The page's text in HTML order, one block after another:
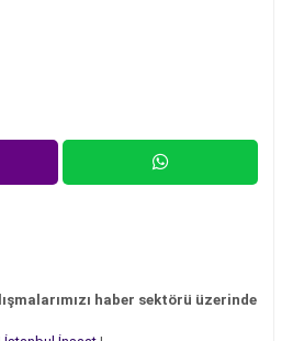
haber sektörü üzerinde